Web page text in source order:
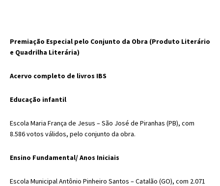
Premiação Especial pelo Conjunto da Obra (Produto Literário
e Quadrilha Literária)
Acervo completo de livros IBS
Educação infantil
Escola Maria França de Jesus – São José de Piranhas (PB), com
8.586 votos válidos, pelo conjunto da obra.
Ensino Fundamental/ Anos Iniciais
Escola Municipal Antônio Pinheiro Santos – Catalão (GO), com 2.071